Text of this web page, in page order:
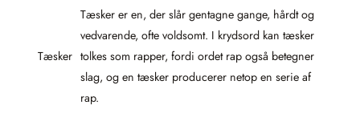
Tæsker
Tæsker er en, der slår gentagne gange, hårdt og
vedvarende, ofte voldsomt. I krydsord kan tæsker
tolkes som rapper, fordi ordet rap også betegner
slag, og en tæsker producerer netop en serie af
rap.